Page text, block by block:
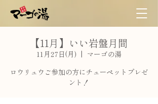
【11月】いい岩盤月間
11月27日(月)
  |
マーゴの湯
ロウリュウご参加の方にチューペットプレゼ
ント！